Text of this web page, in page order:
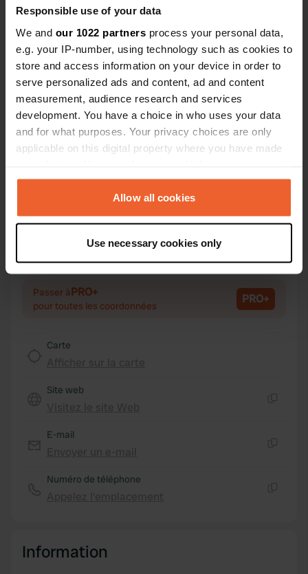
Responsible use of your data
We and our 1022 partners process your personal data,
e.g. your IP-number, using technology such as cookies to
store and access information on your device in order to
serve personalized ads and content, ad and content
measurement, audience research and services
development. You have a choice in who uses your data
and for what purposes. Your privacy choices are only
applicable on this digital property where you have made
any time from the Cookie Declaration or by clicking on
the Privacy trigger icon.
Collect information about your geographical location
which can be accurate to within several meters
specific characteristics (fingerprinting)
provide social media features and to analyse our traffic.
may combine it with other information that you’ve
Allow all cookies
Use necessary cookies only
chantier !
Contact
Emplacement
Bureiservegen 5
2384, Ringsaker, Norvège
60° 52' 46" N 10° 53' 28" E
60.87954 10.89103
Code du site
156048
Passer àPRO+
pour toutes les coordonnées PRO+
Carte
Site web
E-mail
Numéro de téléphone
Information